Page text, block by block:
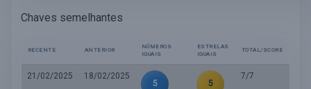
Chaves semelhantes
RECENTE ANTERIOR
NÚMEROS
IGUAIS
ESTRELAS
IGUAIS
TOTAL/SCORE
21/02/2025
18/02/2025
5
5
7/7